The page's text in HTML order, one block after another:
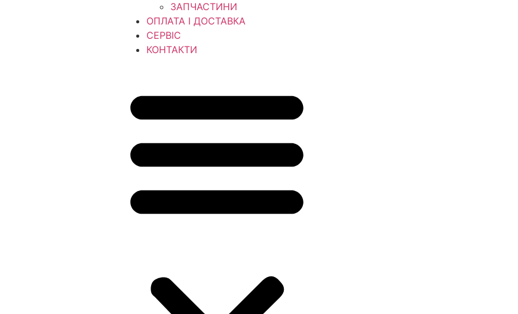
ЗАПЧАСТИНИ
ОПЛАТА І ДОСТАВКА
СЕРВІС
КОНТАКТИ